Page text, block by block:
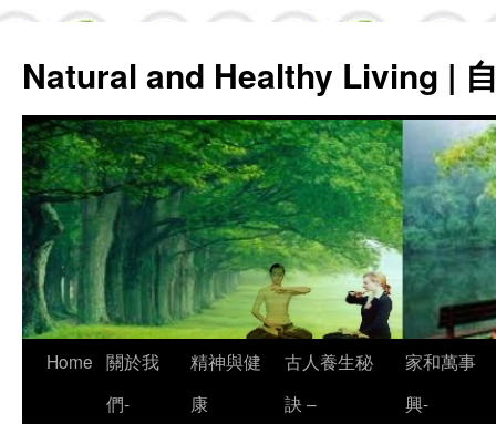
Natural and Healthy Living |
Skip
Home 關於我
們-
精神與健
康
古人養生秘
訣 –
家和萬事
興-